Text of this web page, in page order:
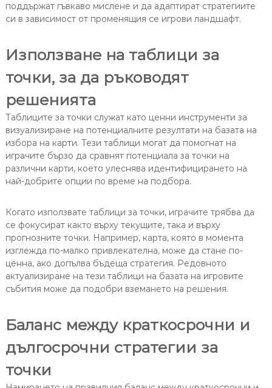
поддържат гъвкаво мислене и да адаптират стратегиите
си в зависимост от променящия се игрови ландшафт.
Използване на таблици за
точки, за да ръководят
решенията
Таблиците за точки служат като ценни инструменти за
визуализиране на потенциалните резултати на базата на
избора на карти. Тези таблици могат да помогнат на
играчите бързо да сравнят потенциала за точки на
различни карти, което улеснява идентифицирането на
най-добрите опции по време на подбора.
Когато използвате таблици за точки, играчите трябва да
се фокусират както върху текущите, така и върху
прогнозните точки. Например, карта, която в момента
изглежда по-малко привлекателна, може да стане по-
ценна, ако допълва бъдеща стратегия. Редовното
актуализиране на тези таблици на базата на игровите
събития може да подобри вземането на решения.
Баланс между краткосрочни и
дългосрочни стратегии за
точки